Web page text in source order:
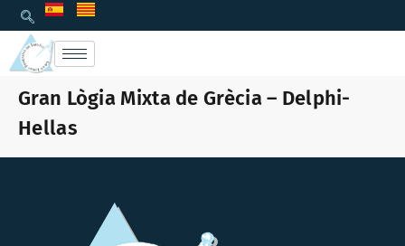
Gran Lògia Mixta de Grècia – Delphi-
Hellas